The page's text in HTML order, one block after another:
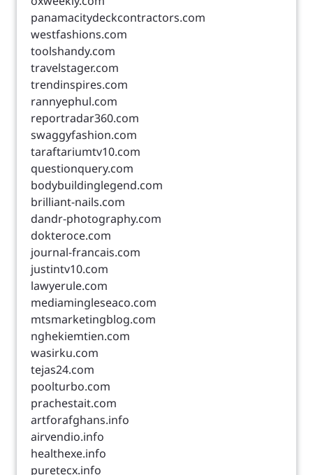
panamacitydeckcontractors.com
westfashions.com
toolshandy.com
travelstager.com
trendinspires.com
rannyephul.com
reportradar360.com
swaggyfashion.com
taraftariumtv10.com
questionquery.com
bodybuildinglegend.com
brilliant-nails.com
dandr-photography.com
dokteroce.com
journal-francais.com
justintv10.com
lawyerule.com
mediamingleseaco.com
mtsmarketingblog.com
nghekiemtien.com
wasirku.com
tejas24.com
poolturbo.com
prachestait.com
artforafghans.info
airvendio.info
healthexe.info
puretecx.info